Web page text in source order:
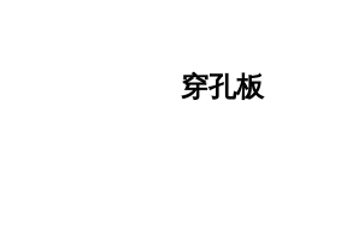
穿孔板